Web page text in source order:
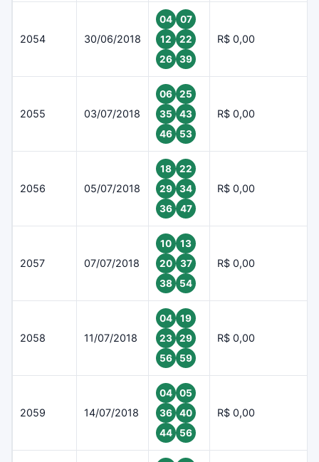
2054 30/06/2018
04
07
12
22
26
39
R$ 0,00
2055 03/07/2018
06
25
35
43
46
53
R$ 0,00
2056 05/07/2018
18
22
29
34
36
47
R$ 0,00
2057 07/07/2018
10
13
20
37
38
54
R$ 0,00
2058 11/07/2018
04
19
23
29
56
59
R$ 0,00
2059 14/07/2018
04
05
36
40
44
56
R$ 0,00